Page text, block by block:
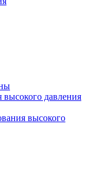
давления
высокого